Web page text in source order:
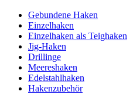
Gebundene Haken
Einzelhaken
Einzelhaken als Teighaken
Jig-Haken
Drillinge
Meereshaken
Edelstahlhaken
Hakenzubehör